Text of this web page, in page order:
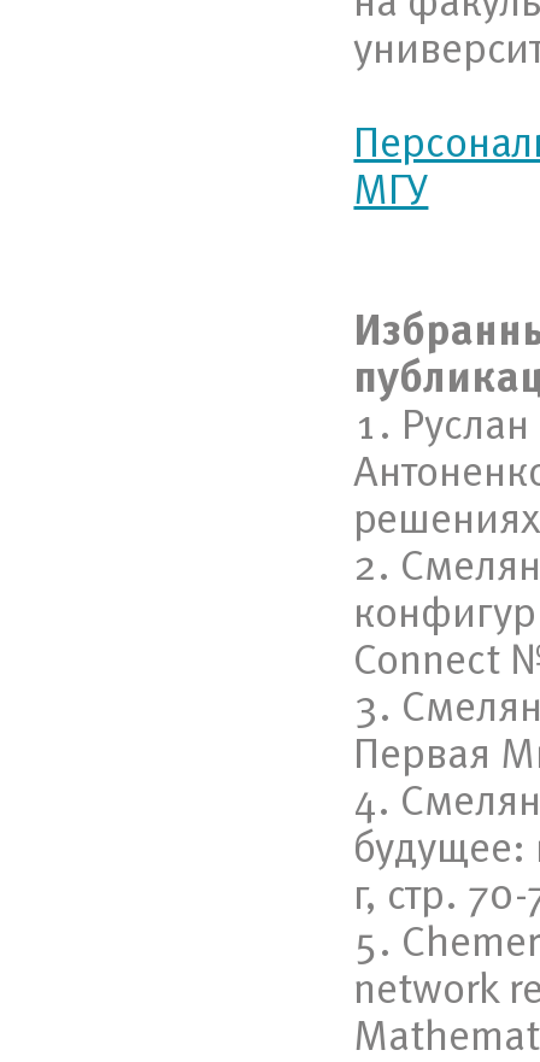
МГУ
Connect
Первая
будущее:
г, стр.
network